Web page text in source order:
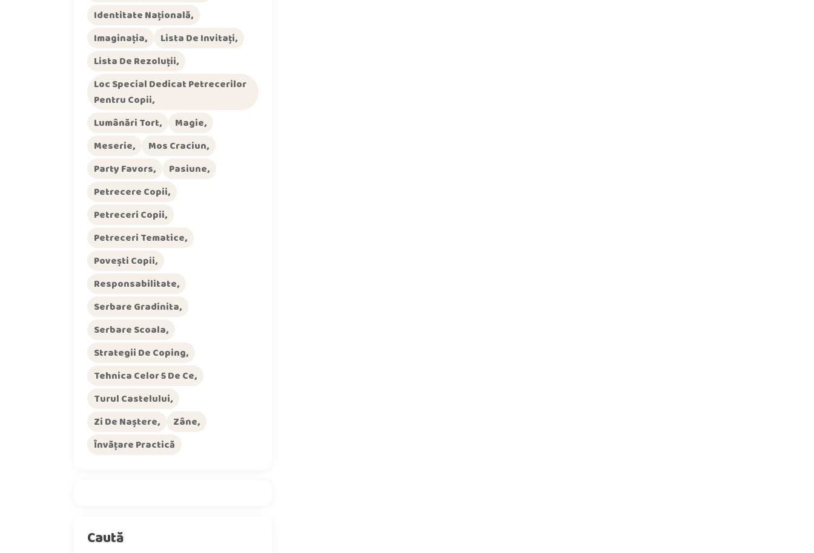
Identitate Națională
Imaginația
Lista De Invitați
Lista De Rezoluții
Loc Special Dedicat Petrecerilor
Pentru Copii
Lumânări Tort
Magie
Meserie
Mos Craciun
Party Favors
Pasiune
Petrecere Copii
Petreceri Copii
Petreceri Tematice
Povești Copii
Responsabilitate
Serbare Gradinita
Serbare Scoala
Strategii De Coping
Tehnica Celor 5 De Ce
Turul Castelului
Zi De Naștere
Zâne
Învățare Practică
Caută